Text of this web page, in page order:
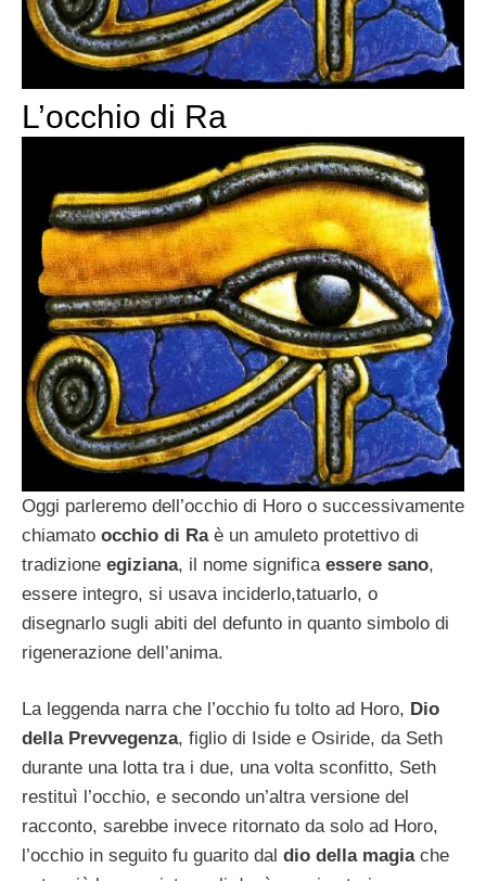
L’occhio di Ra
Oggi parleremo dell’occhio di Horo o successivamente
chiamato occhio di Raè un amuleto protettivo di
tradizione egiziana, il nome significa essere sano,
essere integro, si usava inciderlo,tatuarlo, o
disegnarlo sugli abiti del defunto in quanto simbolo di
rigenerazione dell’anima.
La leggenda narra che l’occhio fu tolto ad Horo, Dio
della Prevvegenza, figlio di Iside e Osiride, da Seth
durante una lotta tra i due, una volta sconfitto, Seth
restituì l’occhio, e secondo un’altra versione del
racconto, sarebbe invece ritornato da solo ad Horo,
l’occhio in seguito fu guarito dal dio della magiache